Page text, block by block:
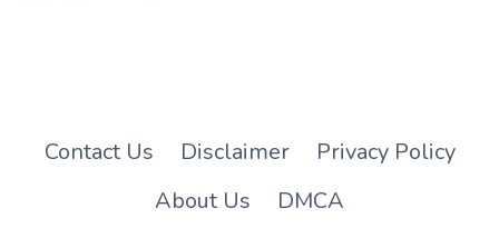
Contact Us Disclaimer
Privacy Policy
About Us
DMCA